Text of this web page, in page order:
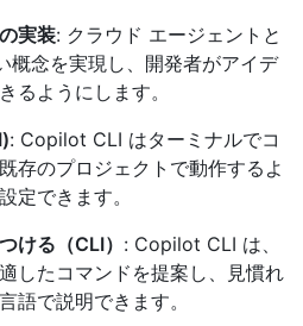
実装: クラウド エージェントと
念を実現し、開発者がアイデ
るようにします。
: Copilot CLI はターミナルでコ
存のプロジェクトで動作するよ
定できます。
ける（CLI） : Copilot CLI は、
したコマンドを提案し、見慣れ
語で説明できます。